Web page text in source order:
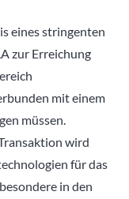
eines stringenten
zur Erreichung
mit einem
müssen.
wird
für das
in den